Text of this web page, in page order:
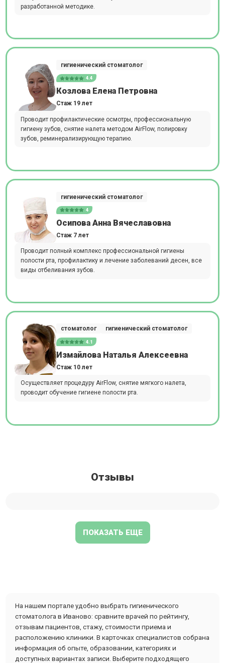
разработанной методике.
гигиенический стоматолог
4.4
Козлова Елена Петровна
Стаж 19 лет
Проводит профилактические осмотры, профессиональную
гигиену зубов, снятие налета методом AirFlow, полировку
зубов, реминерализирующую терапию.
гигиенический стоматолог
4
Осипова Анна Вячеславовна
Стаж 7 лет
Проводит полный комплекс профессиональной гигиены
полости рта, профилактику и лечение заболеваний десен, все
виды отбеливания зубов.
стоматолог гигиенический стоматолог
4.1
Измайлова Наталья Алексеевна
Стаж 10 лет
Осуществляет процедуру AirFlow, снятие мягкого налета,
проводит обучение гигиене полости рта.
Отзывы
ПОКАЗАТЬ ЕЩЕ
На нашем портале удобно выбрать гигиенического
стоматолога в Иваново: сравните врачей по рейтингу,
отзывам пациентов, стажу, стоимости приема и
расположению клиники. В карточках специалистов собрана
информация об опыте, образовании, категориях и
доступных вариантах записи. Выберите подходящего